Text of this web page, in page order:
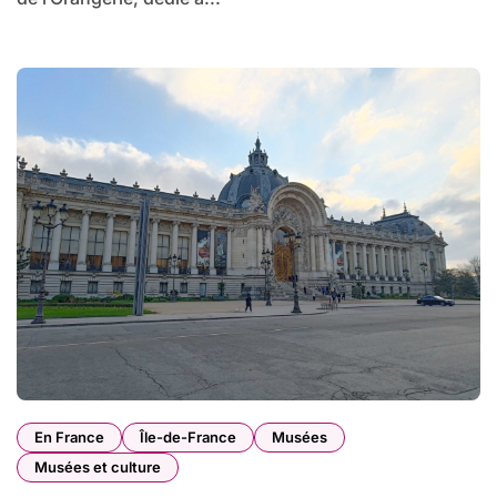
En France Île-de-France
Musées
Musées et culture